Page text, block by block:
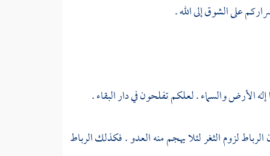
على الشوق إلى الله .
الأرض والسماء . لعلكم تفلحون في دار البقاء .
لزوم الثغر لئلا يهجم منه العدو . فكذلك الرباط